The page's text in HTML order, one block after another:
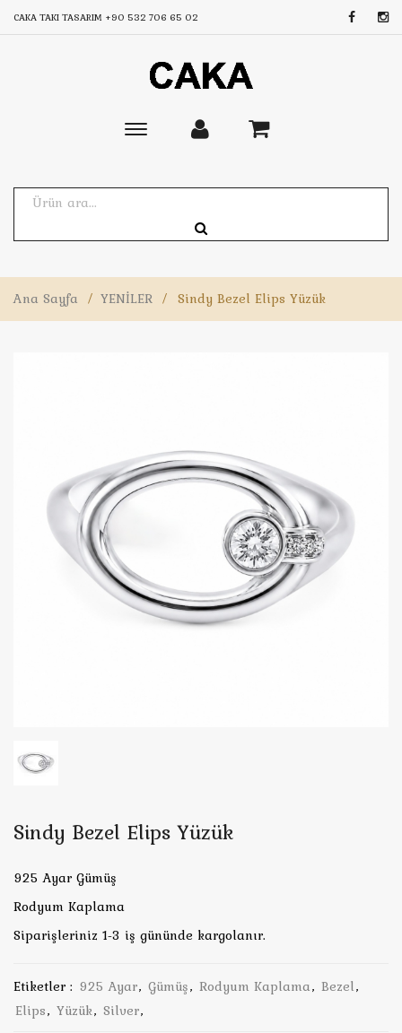
CAKA TAKI TASARIM +90 532 706 65 02
Toggle
Ana Sayfa / YENİLER / Sindy Bezel Elips Yüzük
Sindy Bezel Elips Yüzük
925 Ayar Gümüş
Rodyum Kaplama
Siparişleriniz 1-3 iş gününde kargolanır.
Etiketler : 925 Ayar, Gümüş, Rodyum Kaplama, Bezel,
Elips, Yüzük, Silver,